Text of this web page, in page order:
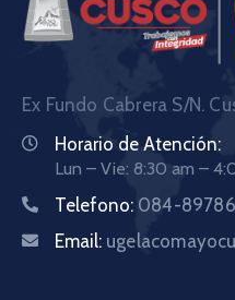
Ex Fundo Cabrera S/N.
Horario de Atención:
Lun – Vie: 8:30 am –
Telefono: 084-
Email: